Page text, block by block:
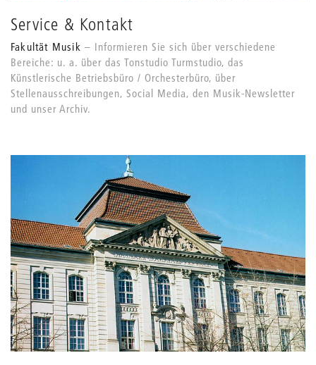
Service & Kontakt
Fakultät Musik
Informieren Sie sich über verschiedene
Bereiche: u. a. über das Tonstudio Turmstudio, das
Künstlerische Betriebsbüro / Orchesterbüro, über
Stellenausschreibungen, Social Media, den Musik-Newsletter
und unser Archiv.